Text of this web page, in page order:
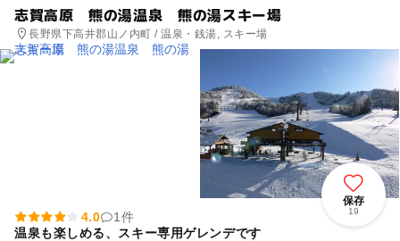
志賀高原 熊の湯温泉 熊の湯スキー場
長野県下高井郡山ノ内町 / 温泉・銭湯, スキー場
保存
19
4.0
1件
温泉も楽しめる、スキー専用ゲレンデです